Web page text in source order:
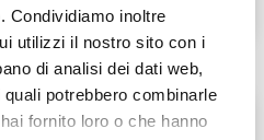
Condividiamo inoltre
utilizzi il nostro sito con i
di analisi dei dati web,
potrebbero combinarle
fornito loro o che hanno